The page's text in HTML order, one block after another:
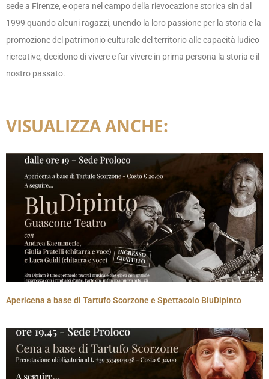
sede a Firenze, e opera nel campo della rievocazione storica sin dal
1999 quando alcuni ragazzi, unendo la loro passione per la storia e la
promozione del patrimonio culturale del territorio alle capacità ludico
ricreative, decidono di vivere e far vivere in prima persona la storia e il
nostro passato.
VISUALIZZA ANCHE:
Apericena a base di Tartufo Scorzone e Spettacolo BluDipinto